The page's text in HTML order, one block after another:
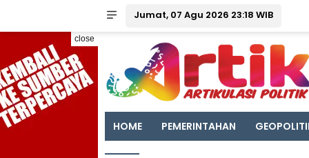
Jumat, 07 Agu 2026 23:18 WIB
close
HOME PEMERINTAHAN